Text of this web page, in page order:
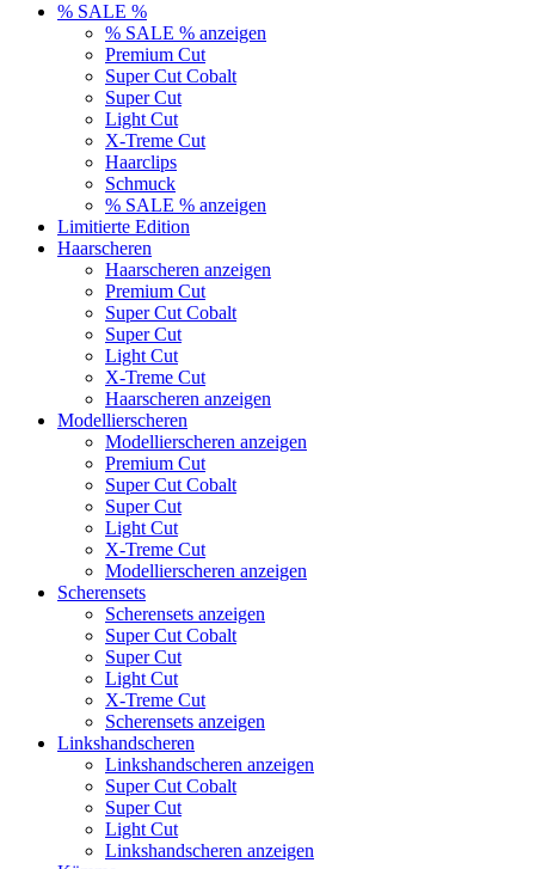
% SALE %
% SALE % anzeigen
Premium Cut
Super Cut Cobalt
Super Cut
Light Cut
X-Treme Cut
Haarclips
Schmuck
% SALE % anzeigen
Limitierte Edition
Haarscheren
Haarscheren anzeigen
Premium Cut
Super Cut Cobalt
Super Cut
Light Cut
X-Treme Cut
Haarscheren anzeigen
Modellierscheren
Modellierscheren anzeigen
Premium Cut
Super Cut Cobalt
Super Cut
Light Cut
X-Treme Cut
Modellierscheren anzeigen
Scherensets
Scherensets anzeigen
Super Cut Cobalt
Super Cut
Light Cut
X-Treme Cut
Scherensets anzeigen
Linkshandscheren
Linkshandscheren anzeigen
Super Cut Cobalt
Super Cut
Light Cut
Linkshandscheren anzeigen